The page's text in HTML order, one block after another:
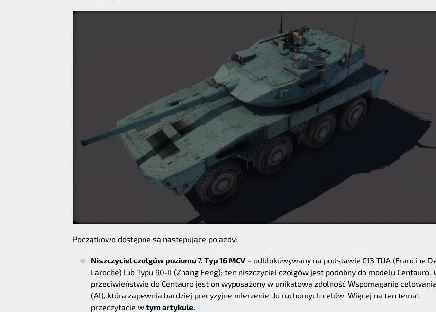
Początkowo dostępne są następujące pojazdy:
Niszczyciel czołgów poziomu 7. Typ 16 MCV – odblokowywany na podstawie C13 TUA (Francine
Laroche) lub Typu 90-II (Zhang Feng); ten niszczyciel czołgów jest podobny do modelu Centauro.
przeciwieństwie do Centauro jest on wyposażony w unikatową zdolność Wspomaganie
(AI), która zapewnia bardziej precyzyjne mierzenie do ruchomych celów. Więcej na ten temat
przeczytacie w tym artykule.